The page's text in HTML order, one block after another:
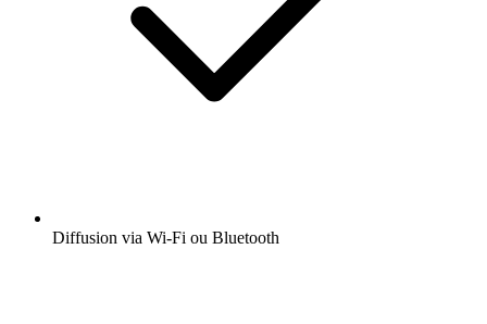
Diffusion via Wi-Fi ou Bluetooth